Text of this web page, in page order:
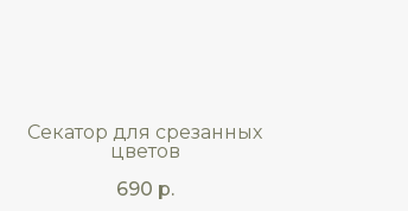
Секатор для срезанных
цветов
690 р.